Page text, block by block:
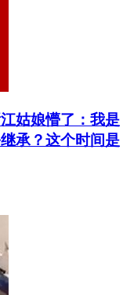
姑娘懵了：我是
承？这个时间是